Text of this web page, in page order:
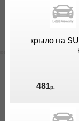
крыло на
481р.